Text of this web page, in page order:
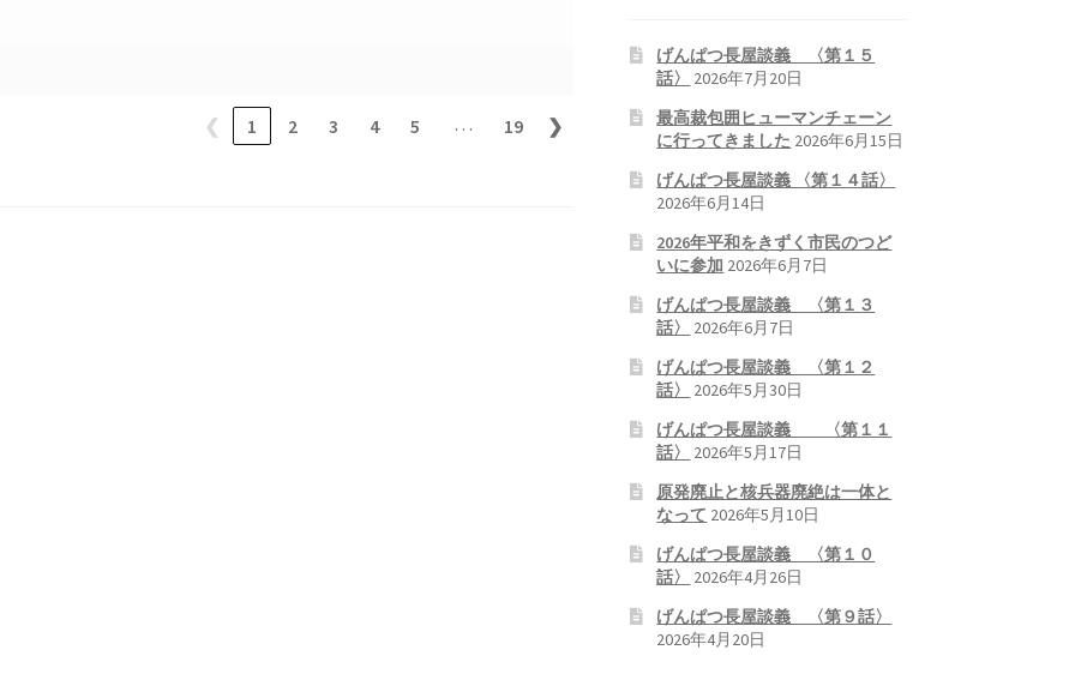
❮ 1 2 3 4 5 … 19 ❯
げんぱつ長屋談義 〈第１５
話〉
2026年7月20日
最高裁包囲ヒューマンチェーン
に行ってきました 2026年6月15日
げんぱつ長屋談義 〈第１４話〉
2026年6月14日
2026年平和をきずく市民のつど
いに参加 2026年6月7日
げんぱつ長屋談義 〈第１３
話〉
2026年6月7日
げんぱつ長屋談義 〈第１２
話〉
2026年5月30日
げんぱつ長屋談義 〈第１１
話〉
2026年5月17日
原発廃止と核兵器廃絶は一体と
なって 2026年5月10日
げんぱつ長屋談義 〈第１０
話〉
2026年4月26日
げんぱつ長屋談義 〈第９話〉
2026年4月20日